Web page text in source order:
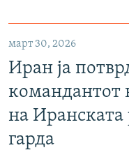
март 30, 2026
Иран ја
командантот
на
гарда